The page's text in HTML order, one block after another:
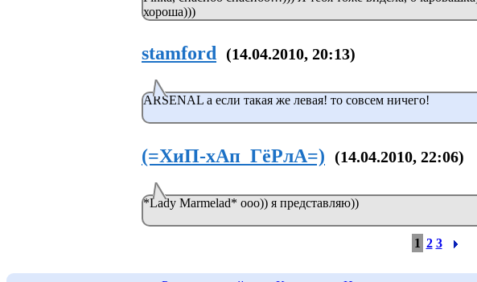
хороша)))
stamford (14.04.2010, 20:13)
ARSENAL а если такая же левая! то совсем ничего!
(=ХиП-хАп_ГёРлА=) (14.04.2010, 22:06)
*Lady Marmelad* ооо)) я представляю))
1 2 3